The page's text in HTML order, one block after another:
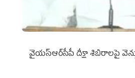
వైయ‌స్ఆర్‌సీపీ దీక్షా శిబిరాలపై